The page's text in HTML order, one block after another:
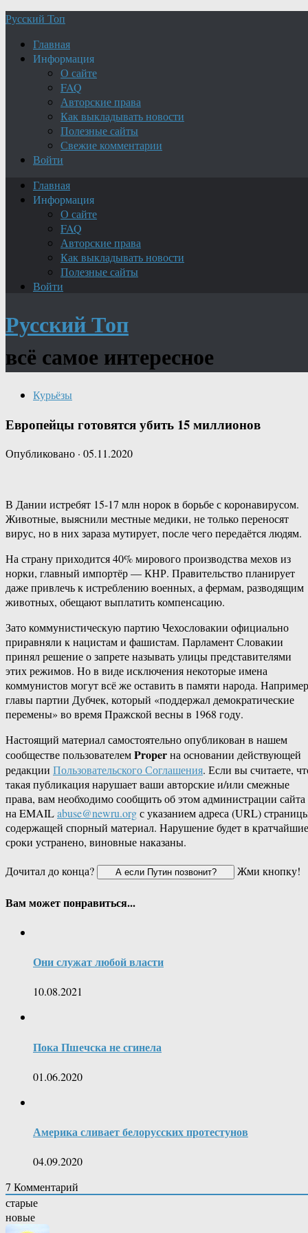
Русский Топ
Главная
Информация
О сайте
FAQ
Авторские права
Как выкладывать новости
Полезные сайты
Свежие комментарии
Войти
Главная
Информация
О сайте
FAQ
Авторские права
Как выкладывать новости
Полезные сайты
Войти
Русский Топ
всё самое интересное
Курьёзы
Европейцы готовятся убить 15 миллионов
Опубликовано · 05.11.2020
В Дании истребят 15-17 млн норок в борьбе с коронавирусом.
Животные, выяснили местные медики, не только переносят
вирус, но в них зараза мутирует, после чего передаётся людям.
На страну приходится 40% мирового производства мехов из
норки, главный импортёр — КНР. Правительство планирует
даже привлечь к истреблению военных, а фермам, разводящим
животных, обещают выплатить компенсацию.
Зато коммунистическую партию Чехословакии официально
приравняли к нацистам и фашистам. Парламент Словакии
принял решение о запрете называть улицы представителями
этих режимов. Но в виде исключения некоторые имена
коммунистов могут всё же оставить в памяти народа.
главы партии Дубчек, который «поддержал демократические
перемены» во время Пражской весны в 1968 году.
Настоящий материал самостоятельно опубликован в нашем
сообществе пользователемProperна основании действующей
редакции Пользовательского Соглашения. Если вы считаете,
такая публикация нарушает ваши авторские и/или смежные
права, вам необходимо сообщить об этом администрации сайта
на EMAILabuse@newru.orgс указанием адреса (URL)
содержащей спорный материал. Нарушение будет в кратчайшие
сроки устранено, виновные наказаны.
Дочитал до конца?
Жми кнопку!
Вам может понравиться...
Они служат любой власти
10.08.2021
Пока Пшечска не сгинела
01.06.2020
Америка сливает белорусских протестунов
04.09.2020
7 Комментарий
старые
новые